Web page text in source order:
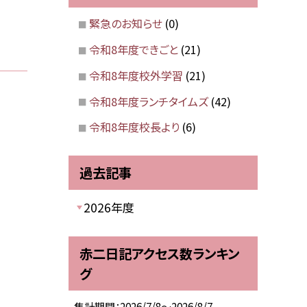
緊急のお知らせ (0)
令和8年度できごと (21)
令和8年度校外学習 (21)
令和8年度ランチタイムズ (42)
令和8年度校長より (6)
過去記事
2026年度
赤二日記アクセス数ランキン
グ